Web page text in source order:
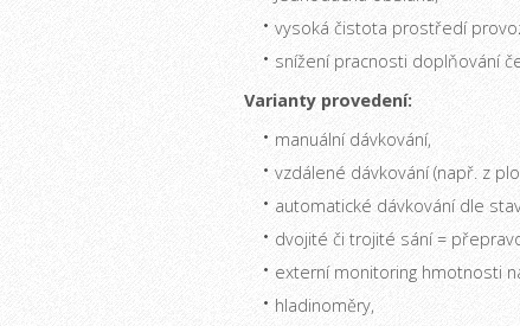
vysoká čistota prostředí
snížení pracnosti doplňování
Varianty provedení:
manuální dávkování,
vzdálené dávkování (např. z
automatické dávkování dle
dvojité či trojité sání =
externí monitoring hmotnosti
hladinoměry,